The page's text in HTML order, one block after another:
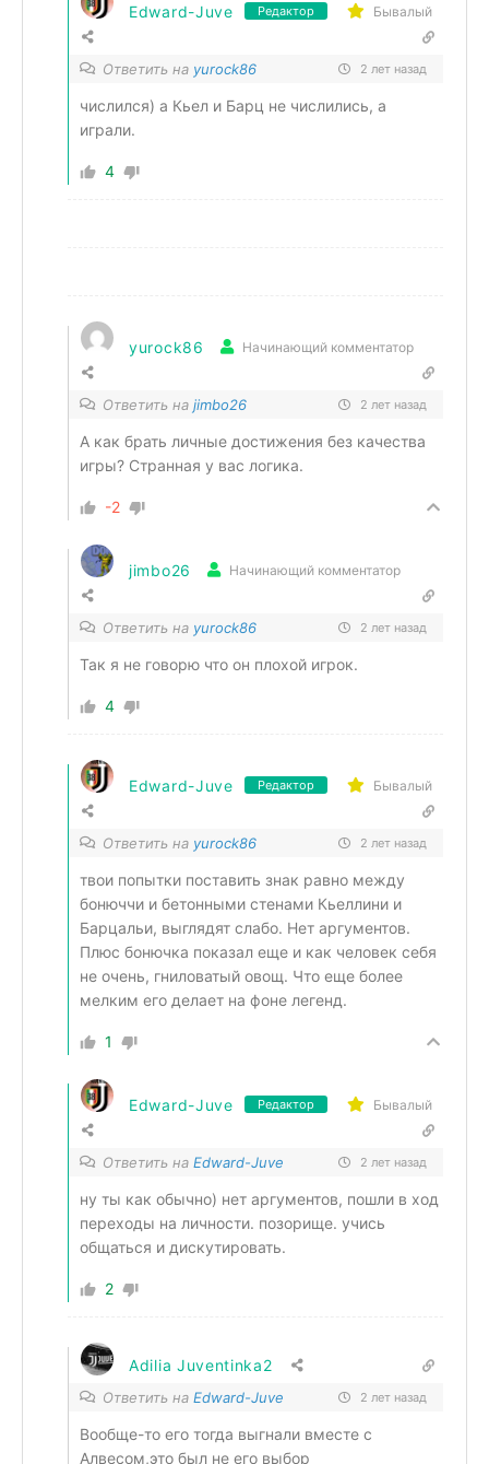
Edward-Juve Редактор Бывалый
Ответить на yurock86 2 лет назад
числился) а Кьел и Барц не числились, а
играли.
4
yurock86 Начинающий комментатор
Ответить на jimbo26 2 лет назад
А как брать личные достижения без качества
игры? Странная у вас логика.
-2
jimbo26 Начинающий комментатор
Ответить на yurock86 2 лет назад
Так я не говорю что он плохой игрок.
4
Edward-Juve Редактор Бывалый
Ответить на yurock86 2 лет назад
твои попытки поставить знак равно между
бонюччи и бетонными стенами Кьеллини и
Барцальи, выглядят слабо. Нет аргументов.
Плюс бонючка показал еще и как человек себя
не очень, гниловатый овощ. Что еще более
мелким его делает на фоне легенд.
1
Edward-Juve Редактор Бывалый
Ответить на Edward-Juve 2 лет назад
ну ты как обычно) нет аргументов, пошли в ход
переходы на личности. позорище. учись
общаться и дискутировать.
2
Adilia Juventinka2
Ответить на Edward-Juve 2 лет назад
Вообще-то его тогда выгнали вместе с
Алвесом,это был не его выбор